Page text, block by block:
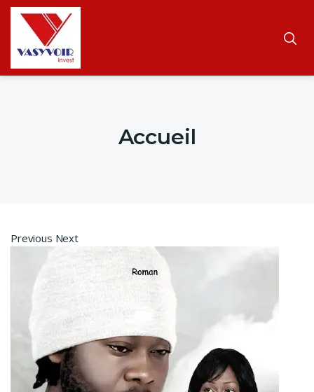
Accueil
Previous Next